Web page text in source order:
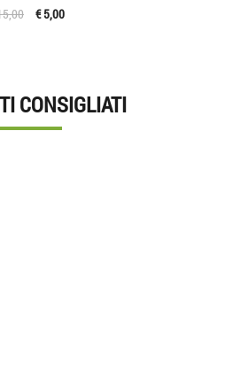
€ 5,00
CONSIGLIATI